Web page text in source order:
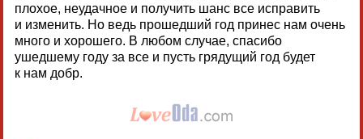
плохое, неудачное и получить шанс все исправить
и изменить. Но ведь прошедший год принес нам очень
много и хорошего. В любом случае, спасибо
ушедшему году за все и пусть грядущий год будет
к нам добр.